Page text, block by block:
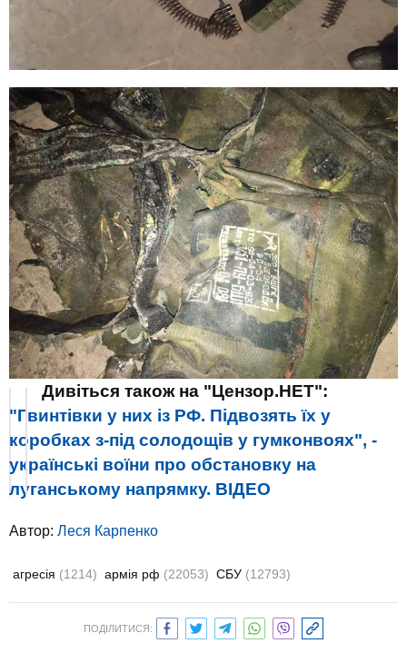
Дивіться також на "Цензор.НЕТ":
"Гвинтівки у них із РФ. Підвозять їх у
коробках з-під солодощів у гумконвоях", -
українські воїни про обстановку на
луганському напрямку. ВIДЕО
Автор: Леся Карпенко
агресія (1214) армія рф (22053) СБУ (12793)
ПОДІЛИТИСЯ: